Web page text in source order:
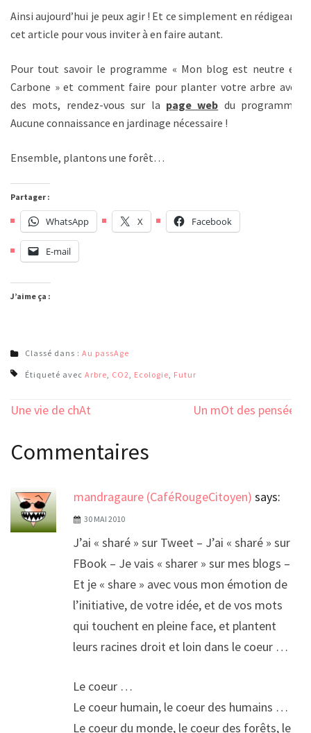
Ainsi aujourd’hui je peux agir ! Et ce simplement en rédigeant
cet article pour vous inviter à en faire autant.
Pour tout savoir le programme « Mon blog est neutre en
Carbone » et comment faire pour planter votre arbre avec
des mots, rendez-vous sur la page web du programme.
Aucune connaissance en jardinage nécessaire !
Ensemble, plantons une forêt…
Partager :
WhatsApp X Facebook
E-mail
J’aime ça :
Classé dans : Au passAge
Étiqueté avec Arbre CO2 Ecologie Futur
Navigation
l’article
Une vie de chAt Un mOt des pensées
Commentaires
mandragaure (CaféRougeCitoyen) says:
30 MAI 2010
J’ai « sharé » sur Tweet – J’ai « sharé » sur
FBook – Je vais « sharer » sur mes blogs –
Et je « share » avec vous mon émotion de
l’initiative, de votre idée, et de vos mots
qui touchent en pleine face, et plantent
leurs racines droit et loin dans le coeur …
Le coeur …
Le coeur humain, le coeur des humains …
Le coeur du monde, le coeur des forêts, le